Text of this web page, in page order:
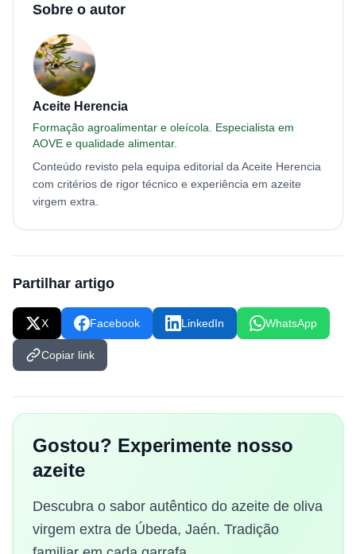
Sobre o autor
Aceite Herencia
Formação agroalimentar e oleícola. Especialista em
AOVE e qualidade alimentar.
Conteúdo revisto pela equipa editorial da Aceite Herencia
com critérios de rigor técnico e experiência em azeite
virgem extra.
Partilhar artigo
X Facebook LinkedIn WhatsApp
Copiar link
Gostou? Experimente nosso
azeite
Descubra o sabor autêntico do azeite de oliva
virgem extra de Úbeda, Jaén. Tradição